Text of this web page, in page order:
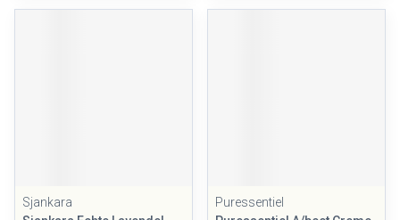
Sjankara
Puressentiel